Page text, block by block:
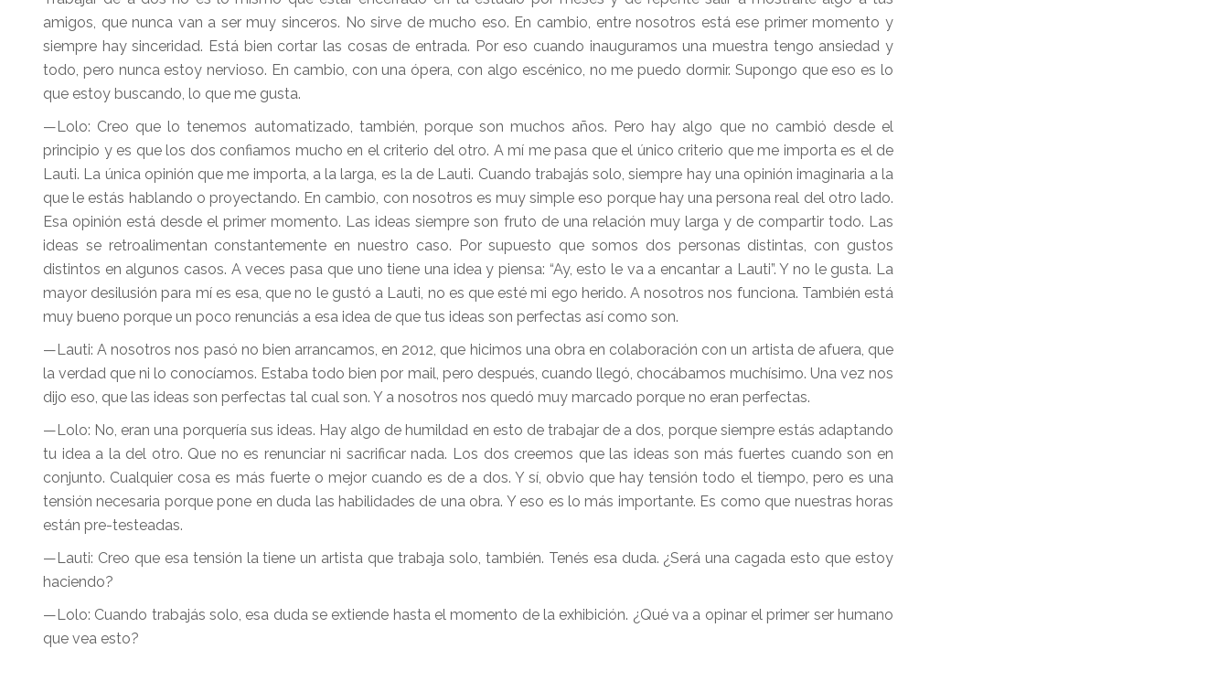
amigos, que nunca van a ser muy sinceros. No sirve de mucho eso. En cambio, entre nosotros está ese primer momento y
siempre hay sinceridad. Está bien cortar las cosas de entrada. Por eso cuando inauguramos una muestra tengo ansiedad y
todo, pero nunca estoy nervioso. En cambio, con una ópera, con algo escénico, no me puedo dormir. Supongo que eso es lo
que estoy buscando, lo que me gusta.
—Lolo: Creo que lo tenemos automatizado, también, porque son muchos años. Pero hay algo que no cambió desde el
principio y es que los dos confiamos mucho en el criterio del otro. A mí me pasa que el único criterio que me importa es el de
Lauti. La única opinión que me importa, a la larga, es la de Lauti. Cuando trabajás solo, siempre hay una opinión imaginaria a la
que le estás hablando o proyectando. En cambio, con nosotros es muy simple eso porque hay una persona real del otro lado.
Esa opinión está desde el primer momento. Las ideas siempre son fruto de una relación muy larga y de compartir todo. Las
ideas se retroalimentan constantemente en nuestro caso. Por supuesto que somos dos personas distintas, con gustos
distintos en algunos casos. A veces pasa que uno tiene una idea y piensa: “Ay, esto le va a encantar a Lauti”. Y no le gusta. La
mayor desilusión para mí es esa, que no le gustó a Lauti, no es que esté mi ego herido. A nosotros nos funciona. También está
muy bueno porque un poco renunciás a esa idea de que tus ideas son perfectas así como son.
—Lauti: A nosotros nos pasó no bien arrancamos, en 2012, que hicimos una obra en colaboración con un artista de afuera, que
la verdad que ni lo conocíamos. Estaba todo bien por mail, pero después, cuando llegó, chocábamos muchísimo. Una vez nos
dijo eso, que las ideas son perfectas tal cual son. Y a nosotros nos quedó muy marcado porque no eran perfectas.
—Lolo: No, eran una porquería sus ideas. Hay algo de humildad en esto de trabajar de a dos, porque siempre estás adaptando
tu idea a la del otro. Que no es renunciar ni sacrificar nada. Los dos creemos que las ideas son más fuertes cuando son en
conjunto. Cualquier cosa es más fuerte o mejor cuando es de a dos. Y sí, obvio que hay tensión todo el tiempo, pero es una
tensión necesaria porque pone en duda las habilidades de una obra. Y eso es lo más importante. Es como que nuestras horas
están pre-testeadas.
—Lauti: Creo que esa tensión la tiene un artista que trabaja solo, también. Tenés esa duda. ¿Será una cagada esto que estoy
haciendo?
—Lolo: Cuando trabajás solo, esa duda se extiende hasta el momento de la exhibición. ¿Qué va a opinar el primer ser humano
que vea esto?